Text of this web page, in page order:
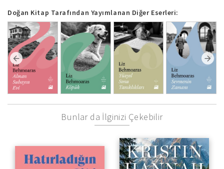
Doğan Kitap Tarafından Yayımlanan Diğer Eserleri:
Bunlar da İlginizi Çekebilir